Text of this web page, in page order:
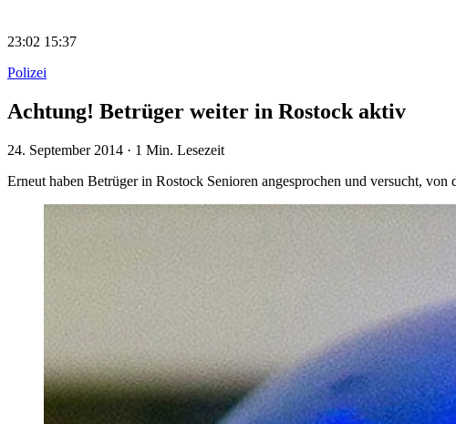
23:02 15:37
Polizei
Achtung! Betrüger weiter in Rostock aktiv
24. September 2014 · 1 Min. Lesezeit
Erneut haben Betrüger in Rostock Senioren angesprochen und versucht,